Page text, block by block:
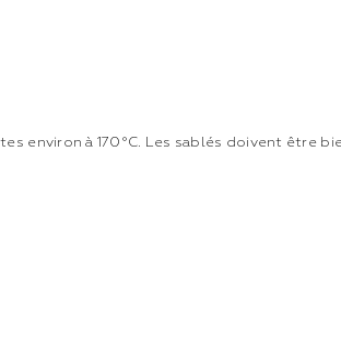
environ à 170°C. Les sablés doivent être